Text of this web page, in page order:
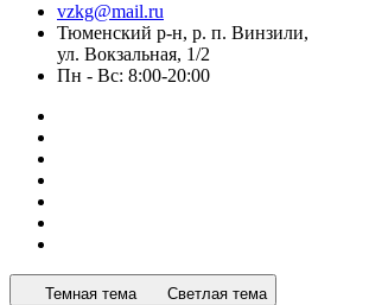
vzkg@mail.ru
Тюменский р-н, р. п. Винзили,
ул. Вокзальная, 1/2
Пн - Вс: 8:00-20:00
Темная тема Светлая тема